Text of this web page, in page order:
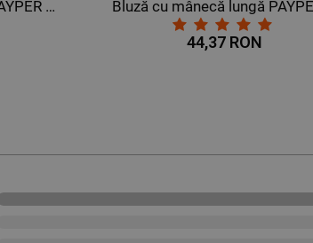
Bluză cu mânecă lungă PAYPER DOLOMITI+ ROȘU
44,37 RON